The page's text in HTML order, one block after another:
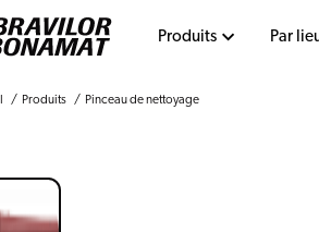
Produits Par
Produits Pinceau de nettoyage